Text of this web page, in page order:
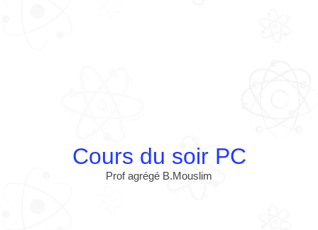
Cours du soir PC
Prof agrégé B.Mouslim